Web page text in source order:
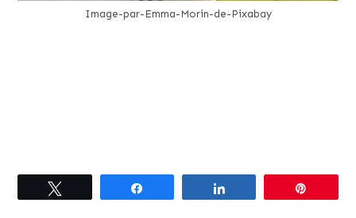
Image-par-Emma-Morin-de-Pixabay